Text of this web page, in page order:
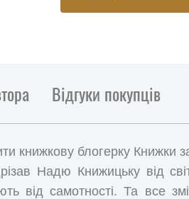
Відгуки покупців
книжкову блогерку Книжки
Надю Книжицьку від
від самотності. Та все